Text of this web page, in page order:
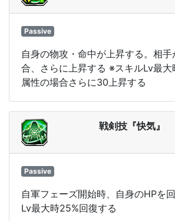
Passive
自身の物攻・命中が上昇する。相
合、さらに上昇する ※スキルLv最
属性の場合さらに30上昇する
戦剣技『快気』
Passive
自軍フェーズ開始時、自身のHPを
Lv最大時25%回復する